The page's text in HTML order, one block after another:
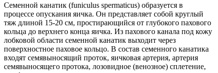
Семенной канатик (funiculus spermaticus) образуется в
процессе опускания яичка. Он представляет собой круглый
тяж длиной 15-20 см, простирающийся от глубокого пахового
кольца до верхнего конца яичка. Из пахового канала под кожу
лобковой области семенной канатик выходит через
поверхностное паховое кольцо. В состав семенного канатика
входят семявыносящий проток, яичковая артерия, артерия
семявыносящего протока, лозовидное (венозное) сплетение,